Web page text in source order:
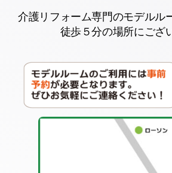
介護リフォーム専門のモデルル
徒歩５分の場所にござ